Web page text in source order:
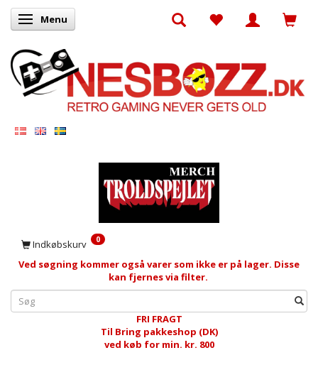
Skifte navigation
Menu
Indkøbskurv 0
Ved søgning kommer også varer som ikke er på lager. Disse
kan fjernes via filter.
FRI FRAGT
Til Bring pakkeshop (DK)
ved køb for min. kr. 800